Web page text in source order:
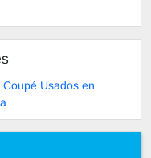
Coupé Usados en